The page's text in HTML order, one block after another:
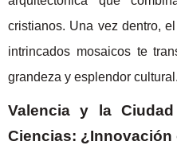
cristianos. Una vez dentro,
intrincados mosaicos te
grandeza y esplendor cultural.
Valencia y la
Ciencias: ¿Innovación